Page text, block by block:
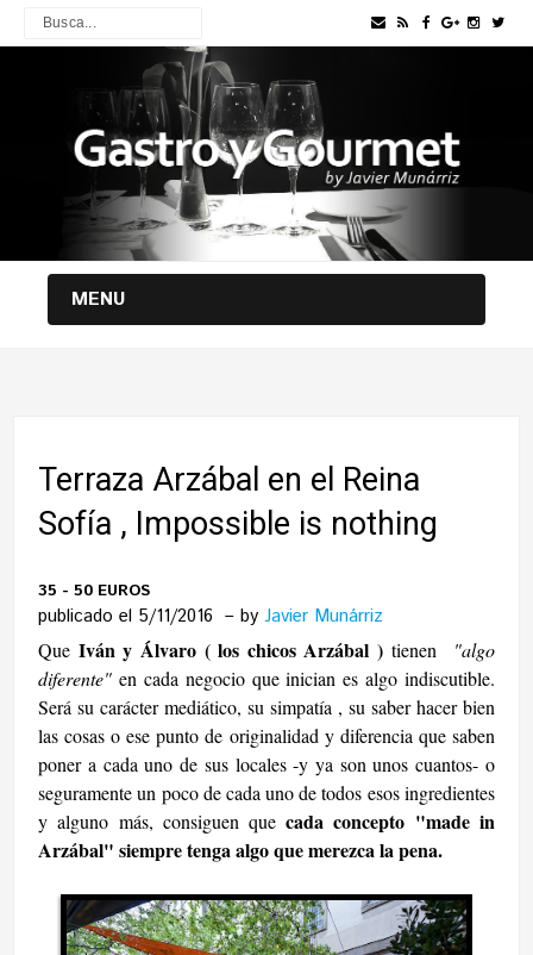
MENU
Terraza Arzábal en el Reina
Sofía , Impossible is nothing
35 - 50 EUROS
publicado el 5/11/2016 byJavier Munárriz
Que Iván y Álvaro ( los chicos Arzábal ) tienen
"algo
diferente" en cada negocio que inician es algo indiscutible.
Será su carácter mediático, su simpatía , su saber hacer bien
las cosas o ese punto de originalidad y diferencia que saben
poner a cada uno de sus locales -y ya son unos cuantos- o
seguramente un poco de cada uno de todos esos ingredientes
y alguno más, consiguen quecada concepto "made in
Arzábal" siempre tenga algo que merezca la pena.